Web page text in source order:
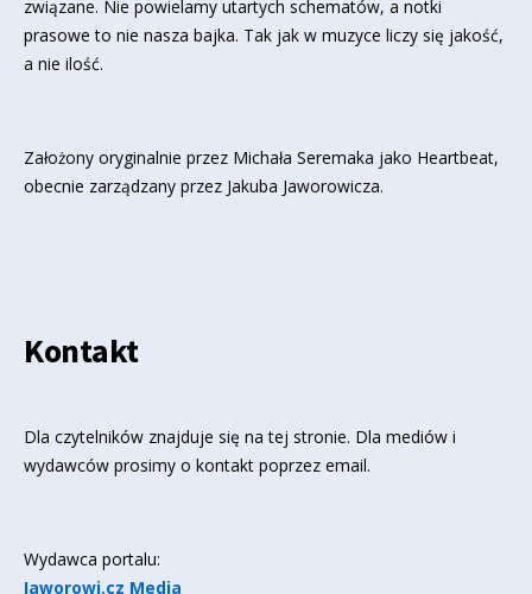
związane. Nie powielamy utartych schematów, a notki
prasowe to nie nasza bajka. Tak jak w muzyce liczy się jakość,
a nie ilość.
Założony oryginalnie przez Michała Seremaka jako Heartbeat,
obecnie zarządzany przez Jakuba Jaworowicza.
Kontakt
Dla czytelników znajduje się na tej stronie. Dla mediów i
wydawców prosimy o kontakt poprzez email.
Wydawca portalu:
Jaworowi.cz Media